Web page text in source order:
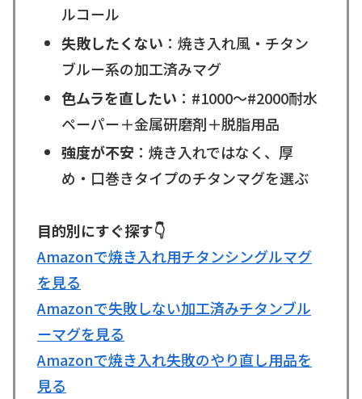
ルコール
失敗したくない ：焼き入れ風・チタン
ブルー系の加工済みマグ
色ムラを直したい ：#1000〜#2000耐水
ペーパー＋金属研磨剤＋脱脂用品
強度が不安 ：焼き入れではなく、厚
め・口巻きタイプのチタンマグを選ぶ
目的別にすぐ探す👇
Amazonで焼き入れ用チタンシングルマグ
を見る
Amazonで失敗しない加工済みチタンブル
ーマグを見る
Amazonで焼き入れ失敗のやり直し用品を
見る